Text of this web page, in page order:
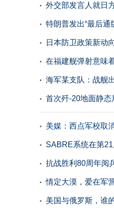
外交部发言人就日
特朗普发出“最后通
日本防卫政策新动
在福建舰弹射意味
海军某支队：战舰
首次歼-20地面静
美媒：西点军校取
SABRE系统在第
抗战胜利80周年阅
情定大漠，爱在军
美国与俄罗斯，谁